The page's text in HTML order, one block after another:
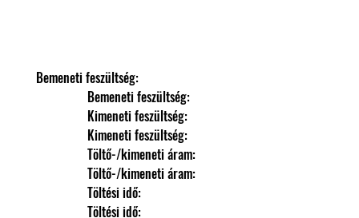
Bemeneti feszültség:
                Bemeneti feszültség:
                Kimeneti feszültség:
                Kimeneti feszültség:
                Töltő-/kimeneti áram:
                Töltő-/kimeneti áram:
                Töltési idő:
                Töltési idő: